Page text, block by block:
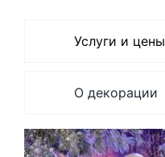
Услуги и цены
О декорации